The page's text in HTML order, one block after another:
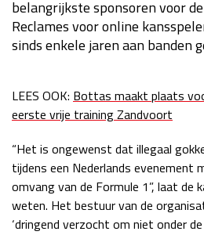
GP MEXICO 2026
Race
Race
LAS VEGAS GRAND PRIX 2026
Kwalificatie
Race
GP ABU DHABI 2026
belangrijkste sponsoren voor
Reclames voor online
sinds enkele jaren aan banden
LEES OOK: Bottas maakt plaats
eerste vrije training Zandvoort
“Het is ongewenst dat illegaal
tijdens een Nederlands evenement
omvang van de Formule 1”, laat de
weten. Het bestuur van de
‘dringend verzocht om niet onder